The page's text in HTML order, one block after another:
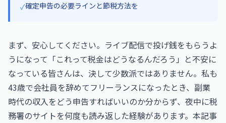
✓確定申告の必要ラインと節税方法を
まず、安心してください。ライブ配信で投げ銭をもらうよ
うになって「これって税金はどうなるんだろう」と不安に
なっている皆さんは、決して少数派ではありません。私も
43歳で会社員を辞めてフリーランスになったとき、副業
時代の収入をどう申告すればいいのか分からず、夜中に税
務署のサイトを何度も読み返した経験があります。本記事